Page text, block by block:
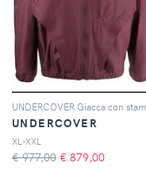
UNDERCOVER
XL-XXL
€ 977,00 € 879,00